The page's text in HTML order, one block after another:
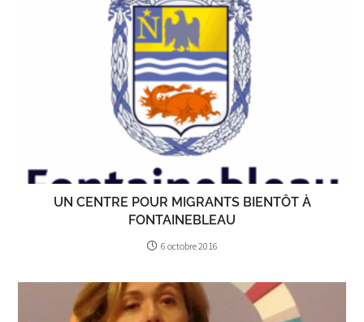
UN CENTRE POUR MIGRANTS BIENTÔT À
FONTAINEBLEAU
6 octobre 2016